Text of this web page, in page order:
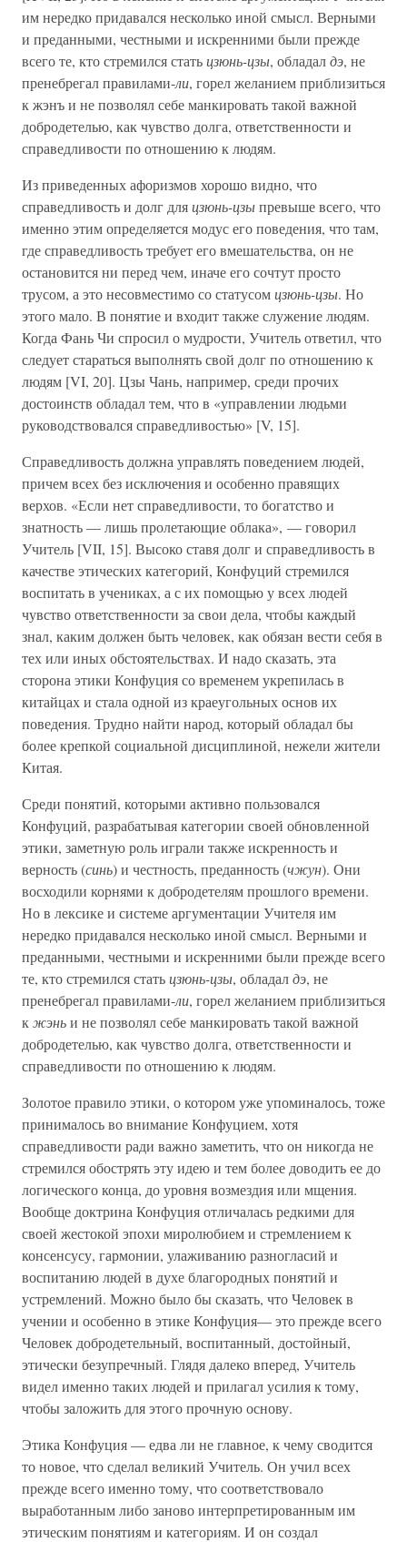
им нередко придавался несколько иной смысл. Верными
и преданными, честными и искренними были прежде
всего те, кто стремился статьцзюнь-цзы, обладалдэ, не
пренебрегал правилами-ли, горел желанием приблизиться
к жэнъ и не позволял себе манкировать такой важной
добродетелью, как чувство долга, ответственности и
справедливости по отношению к людям.
Из приведенных афоризмов хорошо видно, что
справедливость и долг дляцзюнь-цзыпревыше всего, что
именно этим определяется модус его поведения, что там,
где справедливость требует его вмешательства, он не
остановится ни перед чем, иначе его сочтут просто
трусом, а это несовместимо со статусомцзюнь-цзы. Но
этого мало. В понятие и входит также служение людям.
Когда Фань Чи спросил о мудрости, Учитель ответил, что
следует стараться выполнять свой долг по отношению к
людям [VI, 20]. Цзы Чань, например, среди прочих
достоинств обладал тем, что в «управлении людьми
руководствовался справедливостью» [V, 15].
Справедливость должна управлять поведением людей,
причем всех без исключения и особенно правящих
верхов. «Если нет справедливости, то богатство и
знатность — лишь пролетающие облака», — говорил
Учитель [VII, 15]. Высоко ставя долг и справедливость в
качестве этических категорий, Конфуций стремился
воспитать в учениках, а с их помощью у всех людей
чувство ответственности за свои дела, чтобы каждый
знал, каким должен быть человек, как обязан вести себя в
тех или иных обстоятельствах. И надо сказать, эта
сторона этики Конфуция со временем укрепилась в
китайцах и стала одной из краеугольных основ их
поведения. Трудно найти народ, который обладал бы
более крепкой социальной дисциплиной, нежели жители
Китая.
Среди понятий, которыми активно пользовался
Конфуций, разрабатывая категории своей обновленной
этики, заметную роль играли также искренность и
верность (синь) и честность, преданность (чжун). Они
восходили корнями к добродетелям прошлого времени.
Но в лексике и системе аргументации Учителя им
нередко придавался несколько иной смысл. Верными и
преданными, честными и искренними были прежде всего
те, кто стремился статьцзюнь-цзы, обладалдэ, не
пренебрегал правилами-ли, горел желанием приблизиться
кжэньи не позволял себе манкировать такой важной
добродетелью, как чувство долга, ответственности и
справедливости по отношению к людям.
Золотое правило этики, о котором уже упоминалось, тоже
принималось во внимание Конфуцием, хотя
справедливости ради важно заметить, что он никогда не
стремился обострять эту идею и тем более доводить ее до
логического конца, до уровня возмездия или мщения.
Вообще доктрина Конфуция отличалась редкими для
своей жестокой эпохи миролюбием и стремлением к
консенсусу, гармонии, улаживанию разногласий и
воспитанию людей в духе благородных понятий и
устремлений. Можно было бы сказать, что Человек в
учении и особенно в этике Конфуция— это прежде всего
Человек добродетельный, воспитанный, достойный,
этически безупречный. Глядя далеко вперед, Учитель
видел именно таких людей и прилагал усилия к тому,
чтобы заложить для этого прочную основу.
Этика Конфуция — едва ли не главное, к чему сводится
то новое, что сделал великий Учитель. Он учил всех
прежде всего именно тому, что соответствовало
выработанным либо заново интерпретированным им
этическим понятиям и категориям. И он создал